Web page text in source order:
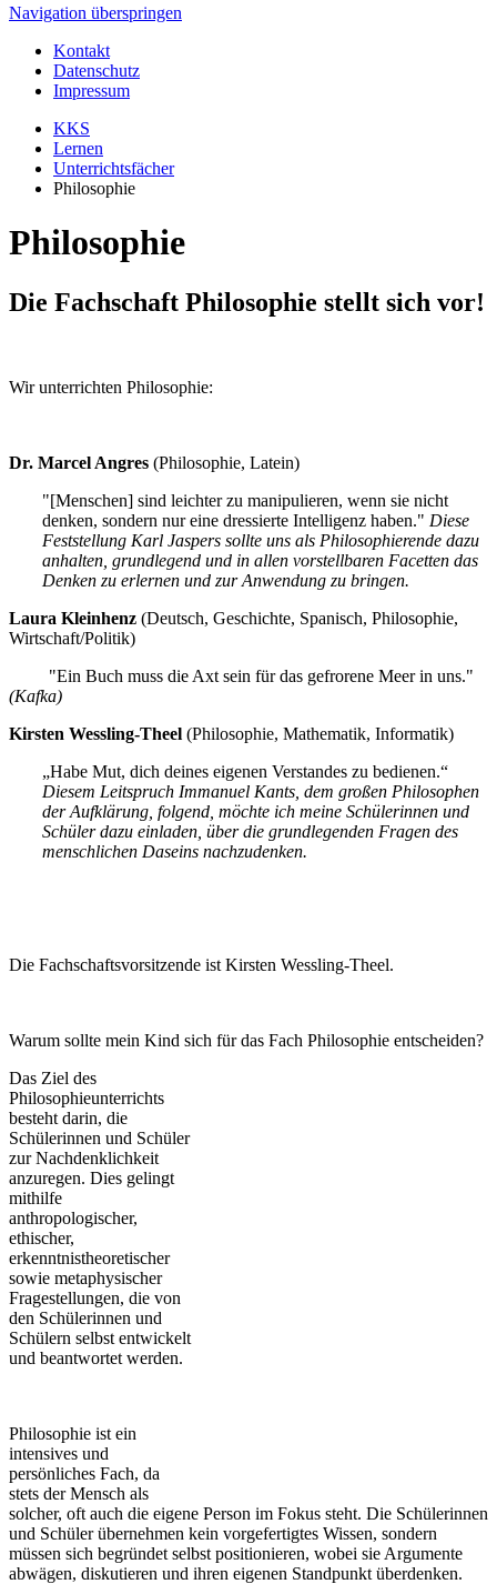
Navigation überspringen
Kontakt
Datenschutz
Impressum
KKS
Lernen
Unterrichtsfächer
Philosophie
Philosophie
Die Fachschaft Philosophie stellt sich vor!
Wir unterrichten Philosophie:
Dr. Marcel Angres (Philosophie, Latein)
"[Menschen] sind leichter zu manipulieren, wenn sie nicht
denken, sondern nur eine dressierte Intelligenz haben." Diese
Feststellung Karl Jaspers sollte uns als Philosophierende dazu
anhalten, grundlegend und in allen vorstellbaren Facetten das
Denken zu erlernen und zur Anwendung zu bringen.
Laura Kleinhenz (Deutsch, Geschichte, Spanisch, Philosophie,
Wirtschaft/Politik)
"Ein Buch muss die Axt sein für das gefrorene Meer in uns."
(Kafka)
Kirsten Wessling-Theel (Philosophie, Mathematik, Informatik)
„Habe Mut, dich deines eigenen Verstandes zu bedienen.“
Diesem Leitspruch Immanuel Kants, dem großen Philosophen
der Aufklärung, folgend, möchte ich meine Schülerinnen und
Schüler dazu einladen, über die grundlegenden Fragen des
menschlichen Daseins nachzudenken.
Die Fachschaftsvorsitzende ist Kirsten Wessling-Theel.
Warum sollte mein Kind sich für das Fach Philosophie entscheiden?
Das Ziel des
Philosophieunterrichts
besteht darin, die
Schülerinnen und Schüler
zur Nachdenklichkeit
anzuregen. Dies gelingt
mithilfe
anthropologischer,
ethischer,
erkenntnistheoretischer
sowie metaphysischer
Fragestellungen, die von
den Schülerinnen und
Schülern selbst entwickelt
und beantwortet werden.
Philosophie ist ein
intensives und
persönliches Fach, da
stets der Mensch als
solcher, oft auch die eigene Person im Fokus steht. Die Schülerinnen
und Schüler übernehmen kein vorgefertigtes Wissen, sondern
müssen sich begründet selbst positionieren, wobei sie Argumente
abwägen, diskutieren und ihren eigenen Standpunkt überdenken.